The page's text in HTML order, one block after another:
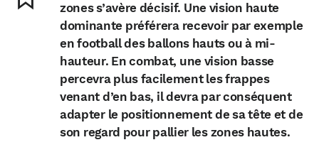
zones s’avère décisif. Une vision haute
dominante préférera recevoir par exemple
en football des ballons hauts ou à mi-
hauteur. En combat, une vision basse
percevra plus facilement les frappes
venant d’en bas, il devra par conséquent
adapter le positionnement de sa tête et de
son regard pour pallier les zones hautes.